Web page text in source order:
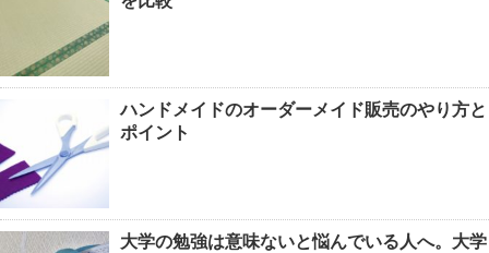
ハンドメイドのオーダーメイド販売のやり方と
ポイント
大学の勉強は意味ないと悩んでいる人へ。大学